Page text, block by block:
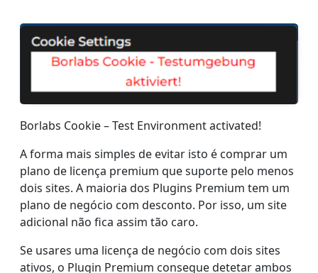
Borlabs Cookie – Test Environment activated!
A forma mais simples de evitar isto é comprar um
plano de licença premium que suporte pelo menos
dois sites. A maioria dos Plugins Premium tem um
plano de negócio com desconto. Por isso, um site
adicional não fica assim tão caro.
Se usares uma licença de negócio com dois sites
ativos, o Plugin Premium consegue detetar ambos